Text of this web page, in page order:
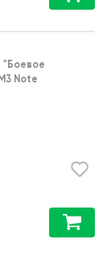
"Боевое
Note